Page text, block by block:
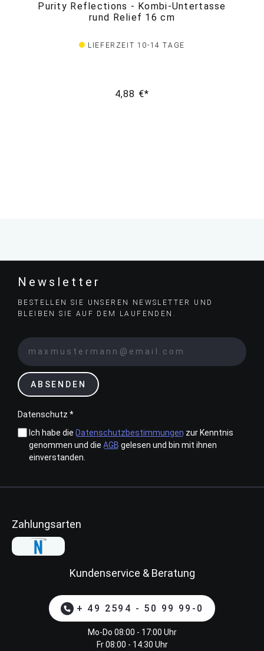
Purity Reflections - Kombi-Untertasse
rund Relief 16 cm
LIEFERZEIT 10-14 TAGE
4,88 €*
Newsletter
BESTELLEN SIE UNSEREN NEWSLETTER UND
BLEIBEN SIE AUF DEM LAUFENDEN.
ABSENDEN
Datenschutz *
Ich habe die Datenschutzbestimmungen zur Kenntnis
genommen und die AGB gelesen und bin mit ihnen
einverstanden.
Zahlungsarten
Kundenservice & Beratung
+ 49 2594 - 50 99 99-0
Mo-Do 08:00 - 17:00 Uhr
Fr 08:00 - 14:30 Uhr